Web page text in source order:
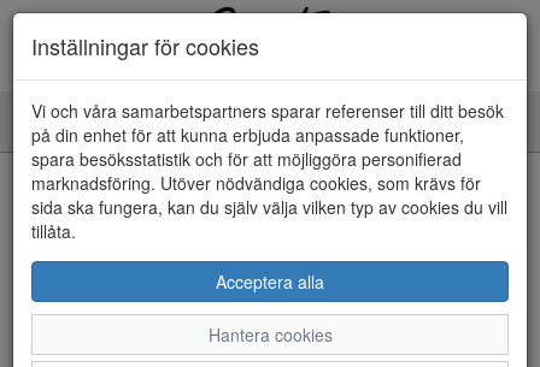
Toggle
navigation
Byten och returer
Du har alltid 14 dagars ångerrätt vid köp.
Viktigt att alltid spara följesedel och retursedel för eventuella
returer och reklamationer. Meddela alltid till
kundtjanst@norrmansskor.se att du vill ångra ditt köp för att
erhålla ett retur ordernummer.
Inställningar för cookies
Vi och våra samarbetspartners sparar referenser till ditt besök
på din enhet för att kunna erbjuda anpassade funktioner,
spara besöksstatistik och för att möjliggöra personifierad
marknadsföring. Utöver nödvändiga cookies, som krävs för
sida ska fungera, kan du själv välja vilken typ av cookies du vill
tillåta.
Acceptera alla
Hantera cookies